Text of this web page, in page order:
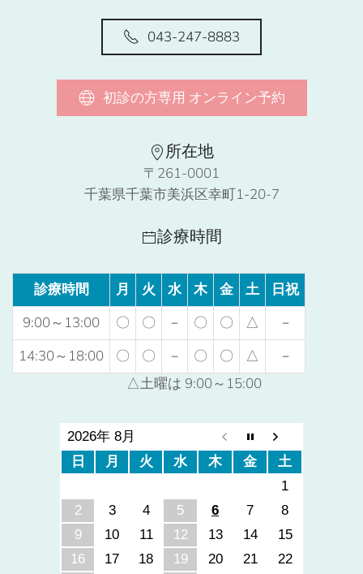
043-247-8883
初診の方専用 オンライン予約
所在地
〒261-0001
千葉県千葉市美浜区幸町1-20-7
診療時間
診療時間 月 火 水 木 金 土
日祝
9:00～13:00
〇 〇 － 〇 〇 △
－
14:30～18:00
〇 〇 － 〇 〇 △
－
△土曜は 9:00～15:00
2026年 8月
日
月 火 水 木 金
土
1
2
3 4 5 6 7
8
9
10 11 12 13 14
15
16
17 18 19 20 21
22